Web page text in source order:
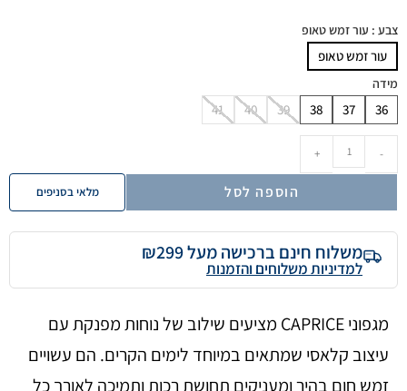
צבע : עור זמש טאופ
עור זמש טאופ
מידה
36
37
38
39
40
41
-
+
הוספה לסל מלאי בסניפים
משלוח חינם ברכישה מעל ₪299
למדיניות משלוחים והזמנות
מגפוני CAPRICE מציעים שילוב של נוחות מפנקת עם
עיצוב קלאסי שמתאים במיוחד לימים הקרים. הם עשויים
זמש חום בהיר ומעניקים תחושת רכות ותמיכה לאורך כל